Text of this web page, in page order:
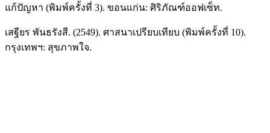
แก้ปัญหา (พิมพ์ครั้งที่ 3). ขอนแก่น: ศิริภัณฑ์ออฟเซ็ท.
เสฐียร พันธรังสี. (2549). ศาสนาเปรียบเทียบ (พิมพ์ครั้งที่ 10).
กรุงเทพฯ: สุขภาพใจ.